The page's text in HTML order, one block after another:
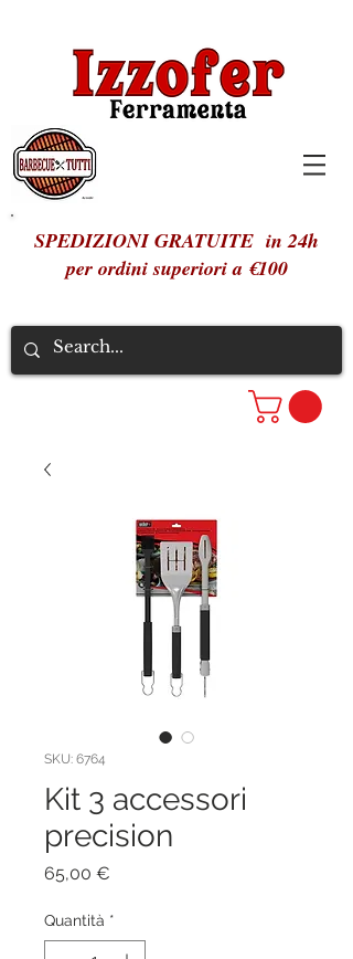
SPEDIZIONI GRATUITE in 24h
per ordini superiori a €100
SKU: 6764
Kit 3 accessori
precision
65,00 €
Quantità *